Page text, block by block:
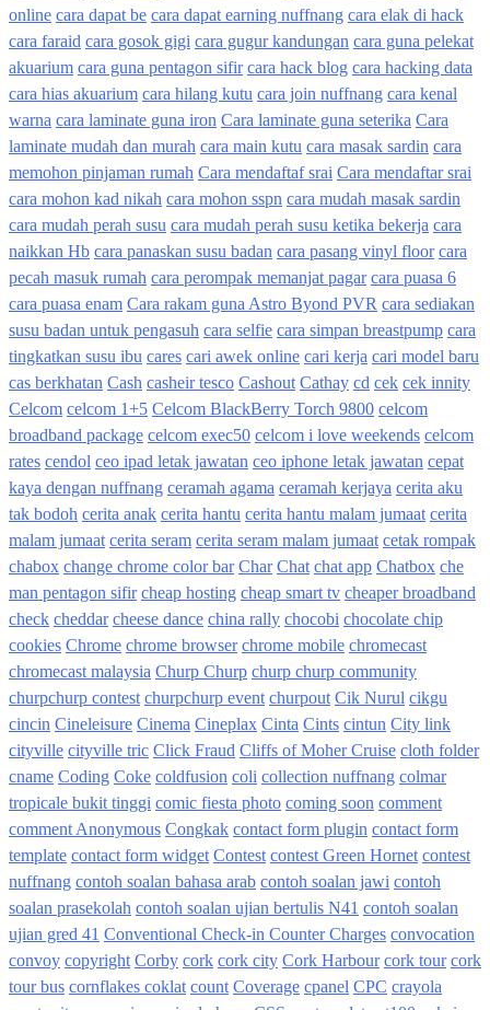
online cara dapat be cara dapat earning nuffnang cara elak di hack
cara faraid cara gosok gigi cara gugur kandungan cara guna pelekat
akuarium cara guna pentagon sifir cara hack blog cara hacking data
cara hias akuarium cara hilang kutu cara join nuffnang cara kenal
warna cara laminate guna iron Cara laminate guna seterika Cara
laminate mudah dan murah cara main kutu cara masak sardin cara
memohon pinjaman rumah Cara mendaftaf srai Cara mendaftar srai
cara mohon kad nikah cara mohon sspn cara mudah masak sardin
cara mudah perah susu cara mudah perah susu ketika bekerja cara
naikkan Hb cara panaskan susu badan cara pasang vinyl floor cara
pecah masuk rumah cara perompak memanjat pagar cara puasa 6
cara puasa enam Cara rakam guna Astro Byond PVR cara sediakan
susu badan untuk pengasuh cara selfie cara simpan breastpump cara
tingkatkan susu ibu cares cari awek online cari kerja cari model baru
cas berkhatan Cash casheir tesco Cashout Cathay cd cek cek innity
Celcom celcom 1+5 Celcom BlackBerry Torch 9800 celcom
broadband package celcom exec50 celcom i love weekends celcom
rates cendol ceo ipad letak jawatan ceo iphone letak jawatan cepat
kaya dengan nuffnang ceramah agama ceramah kerjaya cerita aku
tak bodoh cerita anak cerita hantu cerita hantu malam jumaat cerita
malam jumaat cerita seram cerita seram malam jumaat cetak rompak
chabox change chrome color bar Char Chat chat app Chatbox che
man pentagon sifir cheap hosting cheap smart tv cheaper broadband
check cheddar cheese dance china rally chocobi chocolate chip
cookies Chrome chrome browser chrome mobile chromecast
chromecast malaysia Churp Churp churp churp community
churpchurp contest churpchurp event churpout Cik Nurul cikgu
cincin Cineleisure Cinema Cineplax Cinta Cints cintun City link
cityville cityville tric Click Fraud Cliffs of Moher Cruise cloth folder
cname Coding Coke coldfusion coli collection nuffnang colmar
tropicale bukit tinggi comic fiesta photo coming soon comment
comment Anonymous Congkak contact form plugin contact form
template contact form widget Contest contest Green Hornet contest
nuffnang contoh soalan bahasa arab contoh soalan jawi contoh
soalan prasekolah contoh soalan ujian bertulis N41 contoh soalan
ujian gred 41 Conventional Check-in Counter Charges convocation
convoy copyright Corby cork cork city Cork Harbour cork tour cork
tour bus cornflakes coklat count Coverage cpanel CPC crayola